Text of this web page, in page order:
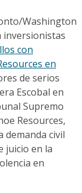
Washington
inversionistas
con
en
de serios
Escobal en
Supremo
Resources,
demanda civil
juicio en la
en